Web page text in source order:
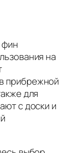
фин
на
прибрежной
для
с доски и